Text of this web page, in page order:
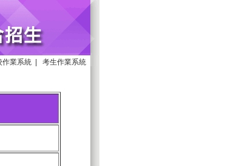
作業系統 考生作業系統